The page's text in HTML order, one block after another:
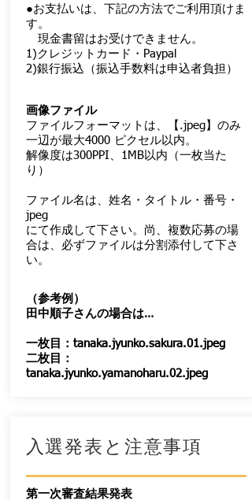
●お支払いは、下記の方法でご利用頂けま
す。
現金書留はお受けできません。
1)クレジットカード・Paypal
2)銀行振込（振込手数料は申込者負担）
画像ファイル
ファイルフォーマットは、【.jpeg】のみ
一辺が最大4000 ピクセル以内。
解像度は300PPI、1MB以内（一枚当た
り）​
ファイル名は、姓名・タイトル・番号・
jpeg
にて作成して下さい。尚、複数応募の場
合は、必ずファイルは分割添付して下さ
い。
（参考例）
田中順子さんの場合は…
一枚目：tanaka.jyunko.sakura.01.jpeg
二枚目：
tanaka.jyunko.yamanoharu.02.jpeg
入選発表と注意事項
第一次審査結果発表